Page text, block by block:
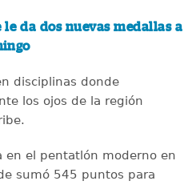
le da dos nuevas medallas a
disciplinas donde
los ojos de la región
en el pentatlón moderno en
sumó 545 puntos para